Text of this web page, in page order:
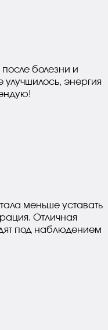
болезни и
энергия
меньше уставать
Отличная
под наблюдением